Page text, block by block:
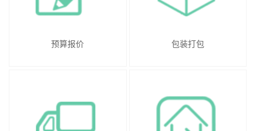
预算报价 包装打包